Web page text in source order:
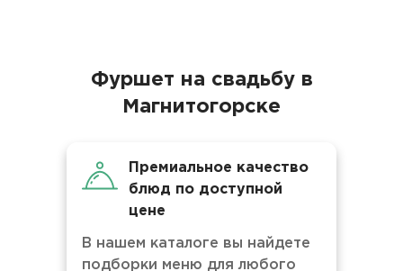
Фуршет на свадьбу в
Магнитогорске
Премиальное качество
блюд по доступной
цене
В нашем каталоге вы найдете
подборки меню для любого